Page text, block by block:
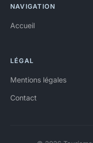
NAVIGATION
Accueil
LÉGAL
Mentions légales
Contact